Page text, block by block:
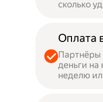
сколько
Оплата
Партнёры
деньги на
неделю